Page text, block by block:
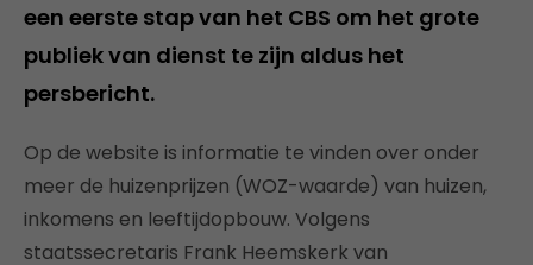
een eerste stap van het CBS om het grote
publiek van dienst te zijn aldus het
persbericht.
Op de website is informatie te vinden over onder
meer de huizenprijzen (WOZ-waarde) van huizen,
inkomens en leeftijdopbouw. Volgens
staatssecretaris Frank Heemskerk van